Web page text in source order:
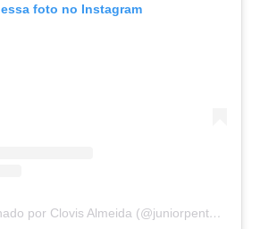
essa foto no Instagram
Um post compartilhado por Clovis Almeida (@juniorpentecoste01)